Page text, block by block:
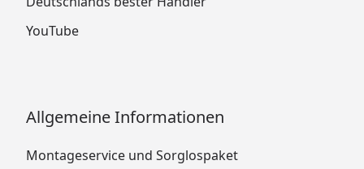
YouTube
Allgemeine Informationen
Montageservice und Sorglospaket